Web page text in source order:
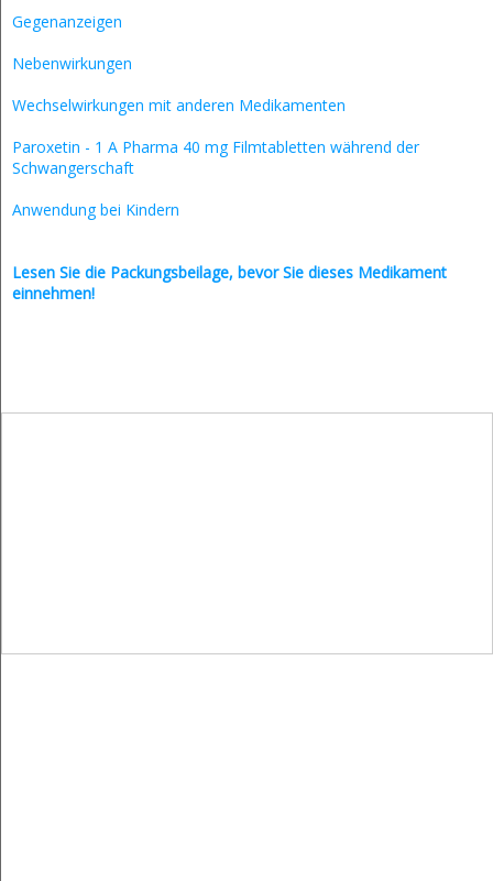
Gegenanzeigen
Nebenwirkungen
Wechselwirkungen mit anderen Medikamenten
Paroxetin - 1 A Pharma 40 mg Filmtabletten während der
Schwangerschaft
Anwendung bei Kindern
Lesen Sie die Packungsbeilage, bevor Sie dieses Medikament
einnehmen!